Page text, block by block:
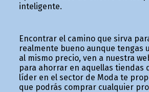
inteligente.
Encontrar el camino que sirva
realmente bueno aunque
al mismo precio, ven a nuestra
para ahorrar en aquellas tiendas
líder en el sector de Moda te
que podrás comprar cualquier